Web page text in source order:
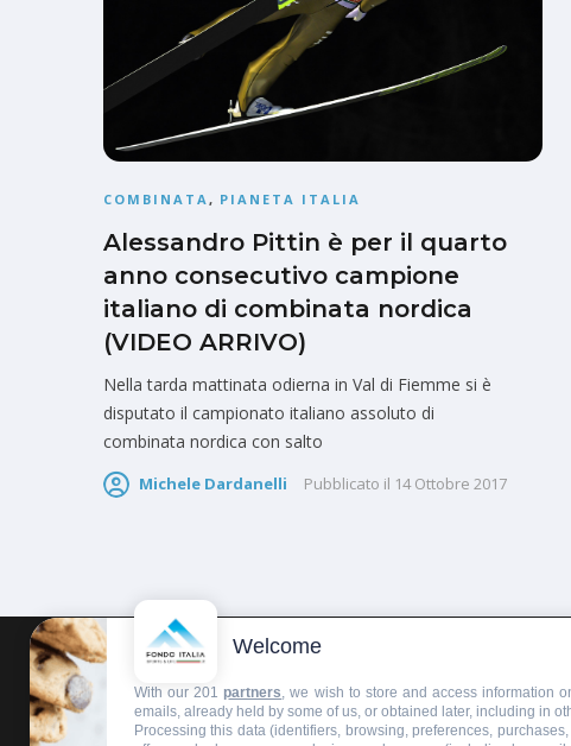
COMBINATA , PIANETA ITALIA
Alessandro Pittin è per il quarto
anno consecutivo campione
italiano di combinata nordica
(VIDEO ARRIVO)
Nella tarda mattinata odierna in Val di Fiemme si è
disputato il campionato italiano assoluto di
combinata nordica con salto
Michele Dardanelli Pubblicato il 14 Ottobre 2017
HOMEPAGE REDAZIONEINVIA UN COMUNICATO STAMPA
Welcome
With our 201 partners, we wish to store and access information
emails, already held by some of us, or obtained later, including in
Processing this data (identifiers, browsing, preferences,